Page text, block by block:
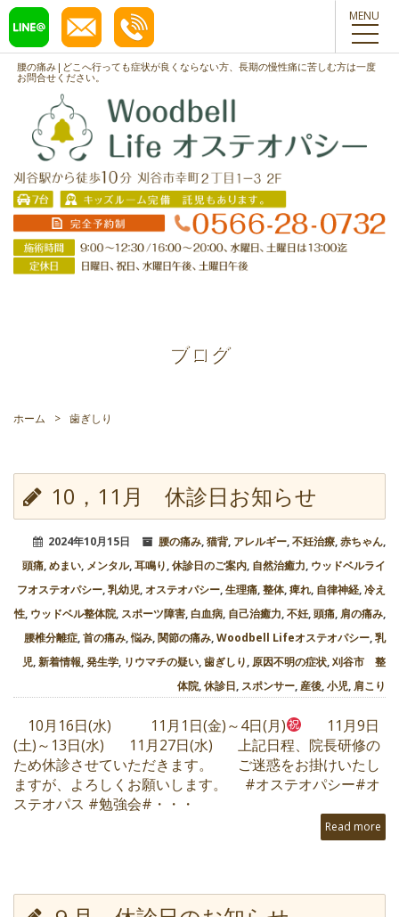
腰の痛み|どこへ行っても症状が良くならない方、長期の慢性痛に苦しむ方は一度
お問合せください。
ブログ
ホーム > 歯ぎしり
10，11月 休診日お知らせ
2024年10月15日 腰の痛み,猫背, アレルギー,不妊治療,赤ちゃん,
頭痛,めまい, メンタル,耳鳴り,休診日のご案内, 自然治癒力, ウッドベルライ
フオステオパシー,乳幼児,オステオパシー,生理痛,整体,痺れ, 自律神経,冷え
性, ウッドベル整体院, スポーツ障害, 白血病, 自己治癒力,不妊,頭痛, 肩の痛み,
腰椎分離症,首の痛み,悩み,関節の痛み,Woodbell Lifeオステオパシー,乳
児,新着情報,発生学, リウマチの疑い,歯ぎしり, 原因不明の症状,刈谷市 整
体院,休診日, スポンサー,産後,小児, 肩こり
10月16日(水) 11月1日(金)～4日(月)
11月9日
(土)～13日(水) 11月27日(水) 上記日程、院長研修の
ため休診させていただきます。 ご迷惑をお掛けいたし
ますが、よろしくお願いします。 #オステオパシー#オ
ステオパス #勉強会#・・・
Read more